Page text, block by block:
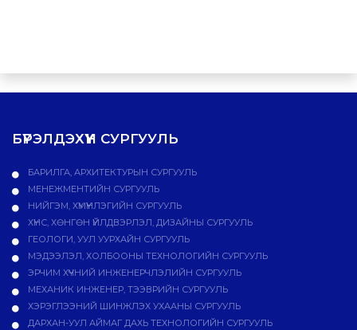
БҮРЭЛДЭХҮҮН СУРГУУЛЬ
БАРИЛГА, АРХИТЕКТУРЫН СУРГУУЛЬ
МЕНЕЖМЕНТИЙН СУРГУУЛЬ
НИЙГЭМ, ХҮМҮҮНЛЭГИЙН СУРГУУЛЬ
ХҮНС, ХӨНГӨН ҮЙЛДВЭРЛЭЛ, ДИЗАЙНЫ СУРГУУЛЬ
ГЕОЛОГИ, УУЛ УУРХАЙН СУРГУУЛЬ
МЭДЭЭЛЭЛ, ХОЛБООНЫ ТЕХНОЛОГИЙН СУРГУУЛЬ
ЭРЧИМ ХҮЧНИЙ ИНЖЕНЕРЧЛЭЛИЙН СУРГУУЛЬ
МЕХАНИК ИНЖЕНЕР, ТЭЭВРИЙН СУРГУУЛЬ
ХЭРЭГЛЭЭНИЙ ШИНЖЛЭХ УХААНЫ СУРГУУЛЬ
ДАРХАН-УУЛ АЙМАГ ДАХЬ ТЕХНОЛОГИЙН СУРГУУЛЬ